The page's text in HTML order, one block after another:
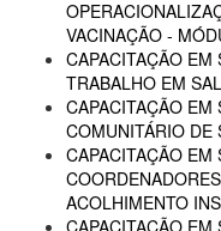
VACINAÇÃO -
CAPACITAÇÃO EM
TRABALHO EM
CAPACITAÇÃO EM
COMUNITÁRIO DE
CAPACITAÇÃO EM
ACOLHIMENTO
CAPACITAÇÃO EM